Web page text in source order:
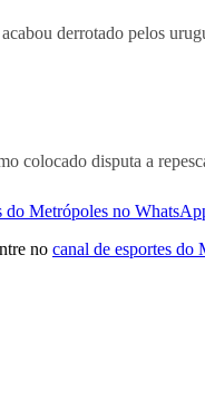
derrotado pelos
colocado disputa a
do Metrópoles no
no canal de esportes do